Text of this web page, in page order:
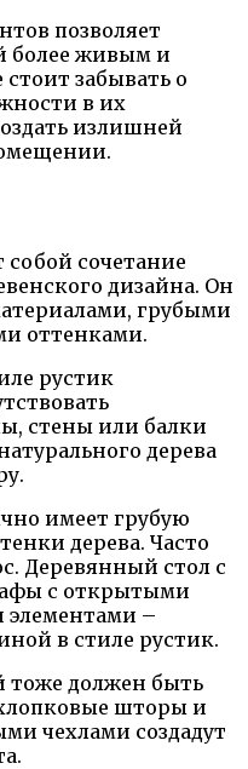
позволяет
более живым и
забывать о
в их
излишней
собой сочетание
дизайна. Он
грубыми
оттенками.
рустик
стены или балки
дерева
имеет грубую
дерева. Часто
Деревянный стол с
с открытыми
–
в стиле рустик.
тоже должен быть
шторы и
чехлами создадут